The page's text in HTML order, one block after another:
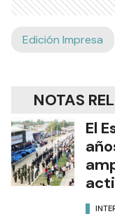
Edición Impresa
NOTAS
El